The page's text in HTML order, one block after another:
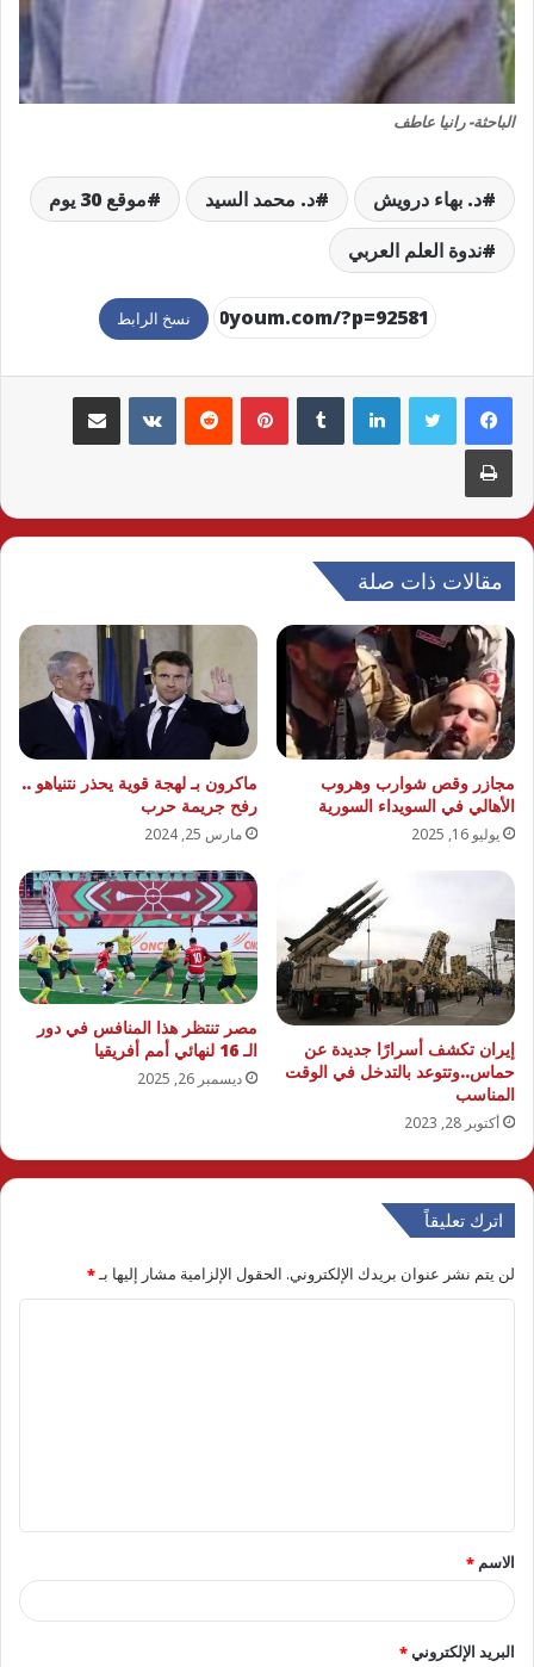
الباحثة- رانيا عاطف
د. بهاء درويش د. محمد السيد
موقع 30 يوم
ندوة العلم العربي
نسخ الرابط
لينكدإن بينتيريست مشاركة عبر البريد
طباعة
مقالات ذات صلة
مجازر وقص شوارب وهروب
الأهالي في السويداء السورية
يوليو 16, 2025
ماكرون بـ لهجة قوية يحذر نتنياهو ..
رفح جريمة حرب
مارس 25, 2024
إيران تكشف أسرارًا جديدة عن
حماس..وتتوعد بالتدخل في الوقت
المناسب
أكتوبر 28, 2023
مصر تنتظر هذا المنافس في دور
الـ 16 لنهائي أمم أفريقيا
ديسمبر 26, 2025
اترك تعليقاً
لن يتم نشر عنوان بريدك الإلكتروني. الحقول الإلزامية مشار إليها بـ*
ق
*
الاسم *
البريد الإلكتروني*